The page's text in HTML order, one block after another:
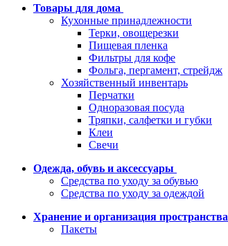
Товары для дома
Кухонные принадлежности
Терки, овощерезки
Пищевая пленка
Фильтры для кофе
Фольга, пергамент, стрейдж
Хозяйственный инвентарь
Перчатки
Одноразовая посуда
Тряпки, салфетки и губки
Клеи
Свечи
Одежда, обувь и аксессуары
Средства по уходу за обувью
Средства по уходу за одеждой
Хранение и организация пространства
Пакеты